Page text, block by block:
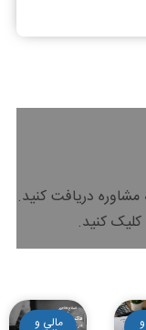
مشاوره دریافت کنید.
کنید.
مالی و